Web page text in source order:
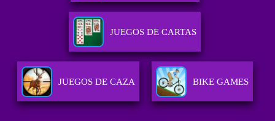
JUEGOS DE CARTAS
JUEGOS DE CAZA BIKE GAMES